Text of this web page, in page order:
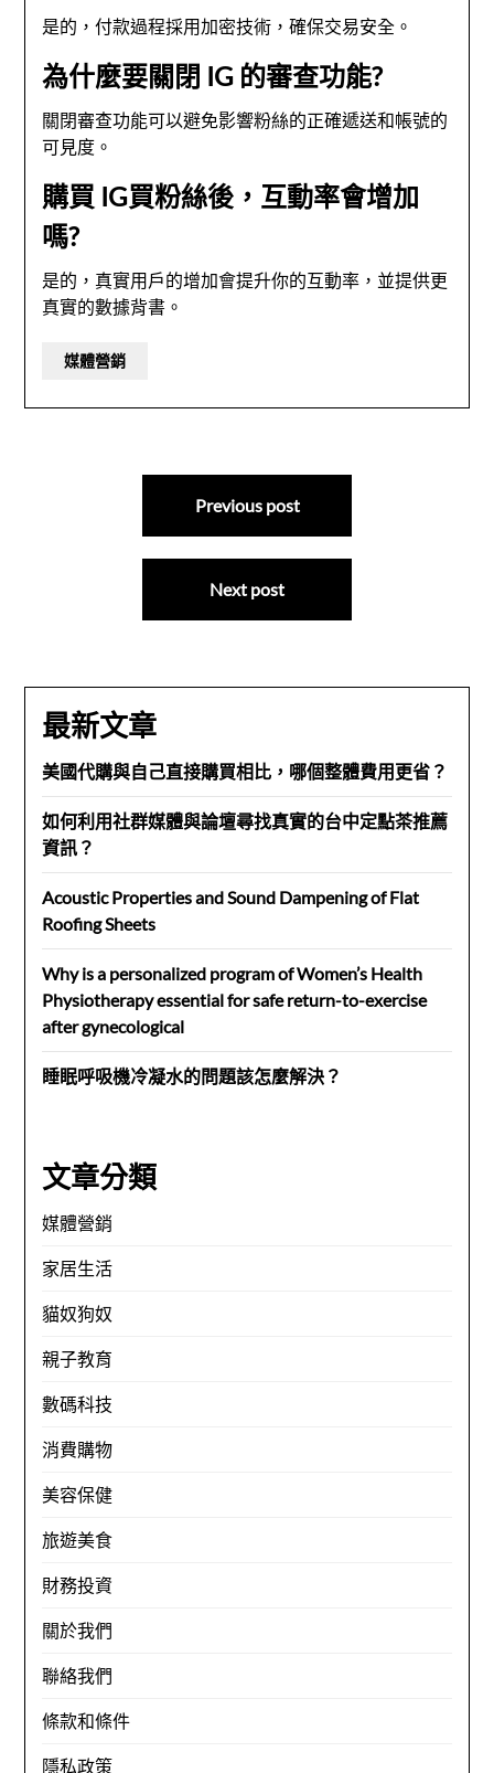
是的，付款過程採用加密技術，確保交易安全。
為什麼要關閉 IG 的審查功能?
關閉審查功能可以避免影響粉絲的正確遞送和帳號的
可見度。
購買 IG買粉絲後，互動率會增加
嗎?
是的，真實用戶的增加會提升你的互動率，並提供更
真實的數據背書。
媒體營銷
Previous post
Next post
最新文章
美國代購與自己直接購買相比，哪個整體費用更省？
如何利用社群媒體與論壇尋找真實的台中定點茶推薦
資訊？
Acoustic Properties and Sound Dampening of Flat
Roofing Sheets
Why is a personalized program of Women’s Health
Physiotherapy essential for safe return-to-exercise
after gynecological
睡眠呼吸機冷凝水的問題該怎麼解決？
文章分類
媒體營銷
家居生活
貓奴狗奴
親子教育
數碼科技
消費購物
美容保健
旅遊美食
財務投資
關於我們
聯絡我們
條款和條件
隱私政策